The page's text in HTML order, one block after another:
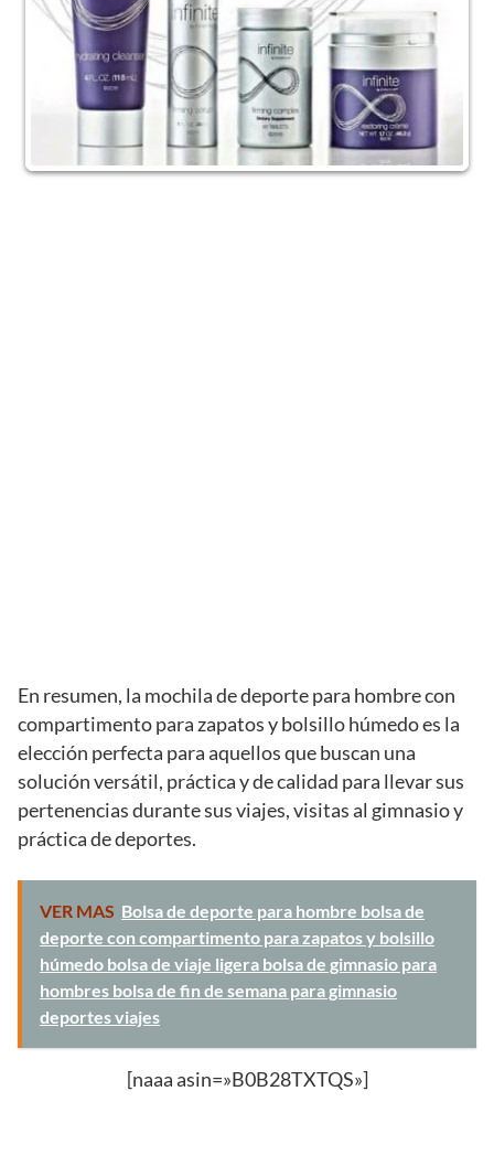
En resumen, la mochila de deporte para hombre con
compartimento para zapatos y bolsillo húmedo es la
elección perfecta para aquellos que buscan una
solución versátil, práctica y de calidad para llevar sus
pertenencias durante sus viajes, visitas al gimnasio y
práctica de deportes.
VER MAS Bolsa de deporte para hombre bolsa de
deporte con compartimento para zapatos y bolsillo
húmedo bolsa de viaje ligera bolsa de gimnasio para
hombres bolsa de fin de semana para gimnasio
deportes viajes
[naaa asin=»B0B28TXTQS»]